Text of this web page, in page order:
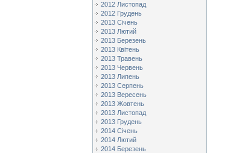
2012 Листопад
2012 Грудень
2013 Січень
2013 Лютий
2013 Березень
2013 Квітень
2013 Травень
2013 Червень
2013 Липень
2013 Серпень
2013 Вересень
2013 Жовтень
2013 Листопад
2013 Грудень
2014 Січень
2014 Лютий
2014 Березень